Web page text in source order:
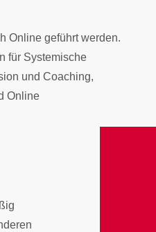
Online geführt werden.
für Systemische
und Coaching,
Online